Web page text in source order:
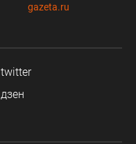
gazeta.ru
twitter
дзен